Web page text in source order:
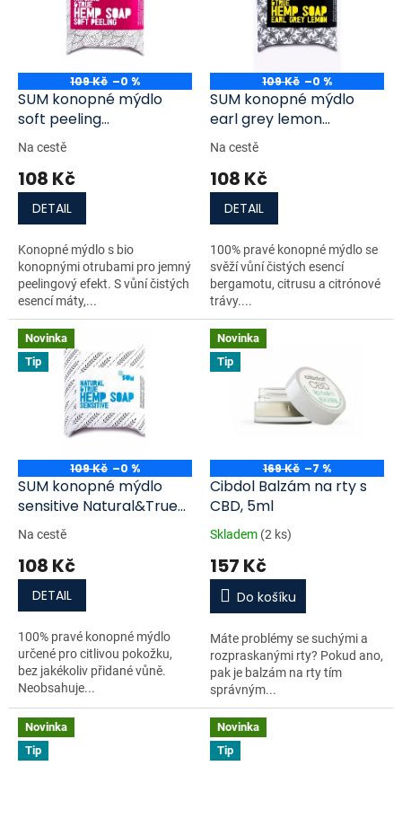
ů
o
d
u
109 Kč –0 %
SUM konopné mýdlo
soft peeling
Natural&True 80 g
Na cestě
108 Kč
DETAIL
Konopné mýdlo s bio
konopnými otrubami pro jemný
peelingový efekt. S vůní čistých
esencí máty,...
109 Kč –0 %
SUM konopné mýdlo
earl grey lemon
Natural&True 80 g
Na cestě
108 Kč
DETAIL
100% pravé konopné mýdlo se
svěží vůní čistých esencí
bergamotu, citrusu a citrónové
trávy....
Novinka
Tip
109 Kč –0 %
SUM konopné mýdlo
sensitive Natural&True
80 g
Na cestě
108 Kč
DETAIL
100% pravé konopné mýdlo
určené pro citlivou pokožku,
bez jakékoliv přidané vůně.
Neobsahuje...
Novinka
Tip
169 Kč –7 %
Cibdol Balzám na rty s
CBD, 5ml
Skladem (2 ks)
157 Kč
Do košíku
Máte problémy se suchými a
rozpraskanými rty? Pokud ano,
pak je balzám na rty tím
správným...
Novinka
Tip
Novinka
Tip